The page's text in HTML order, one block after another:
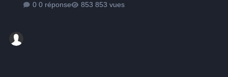
0 réponse
853 vues